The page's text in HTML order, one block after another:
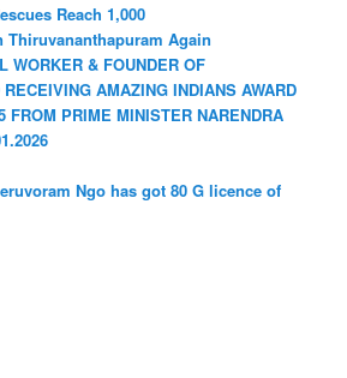
Reach 1,000
Thiruvananthapuram Again
WORKER & FOUNDER OF
AMAZING INDIANS AWARD
FROM PRIME MINISTER NARENDRA
Ngo has got 80 G licence of